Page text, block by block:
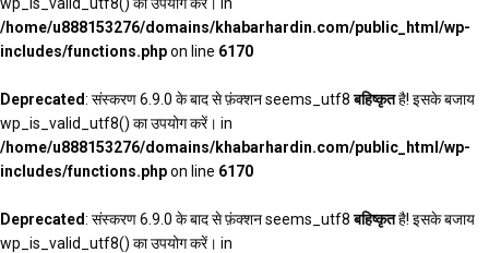
/home/u888153276/domains/khabarhardin.com/public_html/wp-
includes/functions.phpon line 6170
Deprecated: संस्करण 6.9.0 के बाद से फ़ंक्शन seems_utf8बहिष्कृतहै! इसके बजाय
wp_is_valid_utf8() का उपयोग करें। in
/home/u888153276/domains/khabarhardin.com/public_html/wp-
includes/functions.phpon line 6170
Deprecated: संस्करण 6.9.0 के बाद से फ़ंक्शन seems_utf8बहिष्कृतहै! इसके बजाय
wp_is_valid_utf8() का उपयोग करें। in